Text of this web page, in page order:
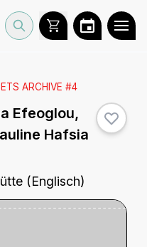
ARCHIVE #4
Efeoglou,
Hafsia
(Englisch)